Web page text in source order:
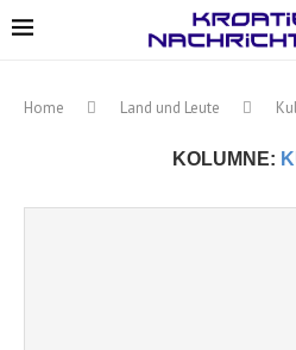
Home Land und Leute
KOLUMNE: